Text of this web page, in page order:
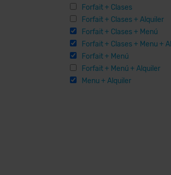
Forfait + Clases
Forfait + Clases + Alquiler
Forfait + Clases + Menú
Forfait + Clases + Menu +
Forfait + Menú
Forfait + Menú + Alquiler
Menu + Alquiler